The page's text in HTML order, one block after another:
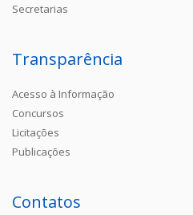
Secretarias
Transparência
Acesso à Informação
Concursos
Licitações
Publicações
Contatos